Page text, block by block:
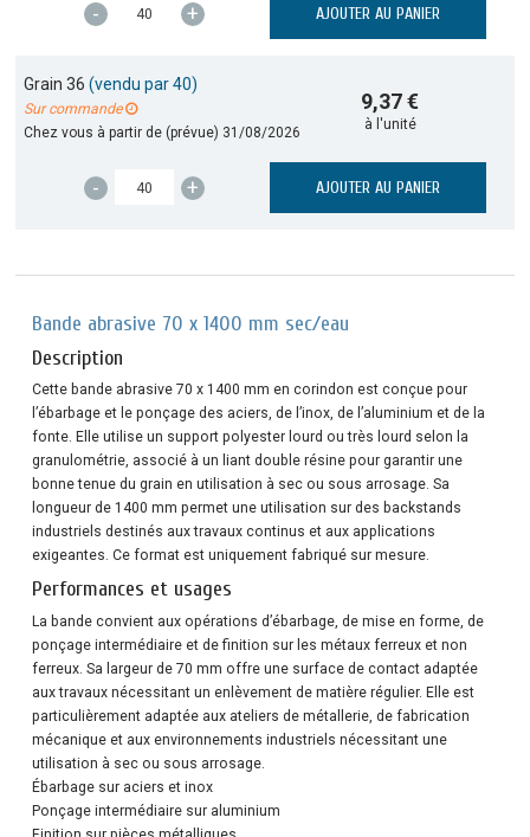
- + AJOUTER AU PANIER
Grain 36(vendu par 40)
Sur commande
Chez vous à partir de (prévue) 31/08/2026
9,37 €
à l'unité
- + AJOUTER AU PANIER
Bande abrasive 70 x 1400 mm sec/eau
Description
Cette bande abrasive 70 x 1400 mm en corindon est conçue pour
l’ébarbage et le ponçage des aciers, de l’inox, de l’aluminium et de la
fonte. Elle utilise un support polyester lourd ou très lourd selon la
granulométrie, associé à un liant double résine pour garantir une
bonne tenue du grain en utilisation à sec ou sous arrosage. Sa
longueur de 1400 mm permet une utilisation sur des backstands
industriels destinés aux travaux continus et aux applications
exigeantes. Ce format est uniquement fabriqué sur mesure.
Performances et usages
La bande convient aux opérations d’ébarbage, de mise en forme, de
ponçage intermédiaire et de finition sur les métaux ferreux et non
ferreux. Sa largeur de 70 mm offre une surface de contact adaptée
aux travaux nécessitant un enlèvement de matière régulier. Elle est
particulièrement adaptée aux ateliers de métallerie, de fabrication
mécanique et aux environnements industriels nécessitant une
utilisation à sec ou sous arrosage.
Ébarbage sur aciers et inox
Ponçage intermédiaire sur aluminium